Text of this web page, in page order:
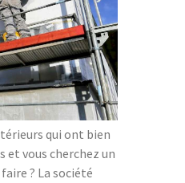
qui ont bien
vous cherchez un
? La société